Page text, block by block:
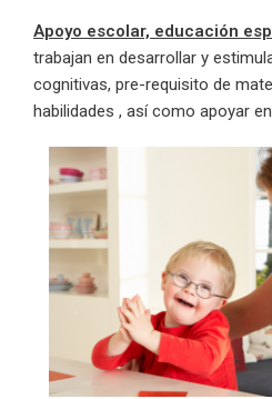
Apoyo escolar, educación
trabajan en desarrollar y
cognitivas, pre-requisito de
habilidades , así como apoyar